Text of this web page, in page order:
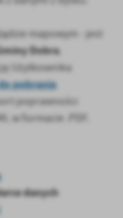
mediów
mapowym - jest
Dobra.
Użytkownika
pobrania
poprawności
w formacie .PDF.
danych